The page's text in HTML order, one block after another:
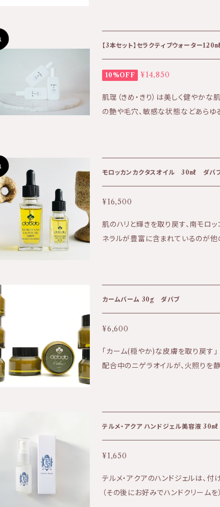
カモミールの豊かな香りは、心を落
【3本セット】セラクティブウォーター
10%OFF ¥14,850
肌理（きめ・きり）は美しく健やか
の艶や毛穴、敏感な状態などあらゆ
おります。 商品購入時にオプション
ちら⇩ https://biotime.thebase.in/
モロッカンカクタスオイル 30㎖ ダバ
¥16,500
肌のハリと輝きを取り戻す、南モロ
ネラルが豊富に含まれているのが他
種子オイル１００％
カームバーム 30g ダバブ
¥6,600
「カーム(穏やか)な皮膚を取り戻す
配合中のニゲラオイルが、火照りを
ださい。 ■開封から6ヵ月以内を目安にお使いください。 【全成分 】 ミ
ート認定オイル使用
テルメ・アクア ハンドジェル美容液 30㎖
¥1,650
テルメ・アクアのハンドジェルは、
（その後にお好みでハンドクリーム